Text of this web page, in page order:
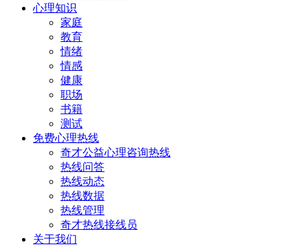
心理知识
家庭
教育
情绪
情感
健康
职场
书籍
测试
免费心理热线
奇才公益心理咨询热线
热线问答
热线动态
热线数据
热线管理
奇才热线接线员
关于我们